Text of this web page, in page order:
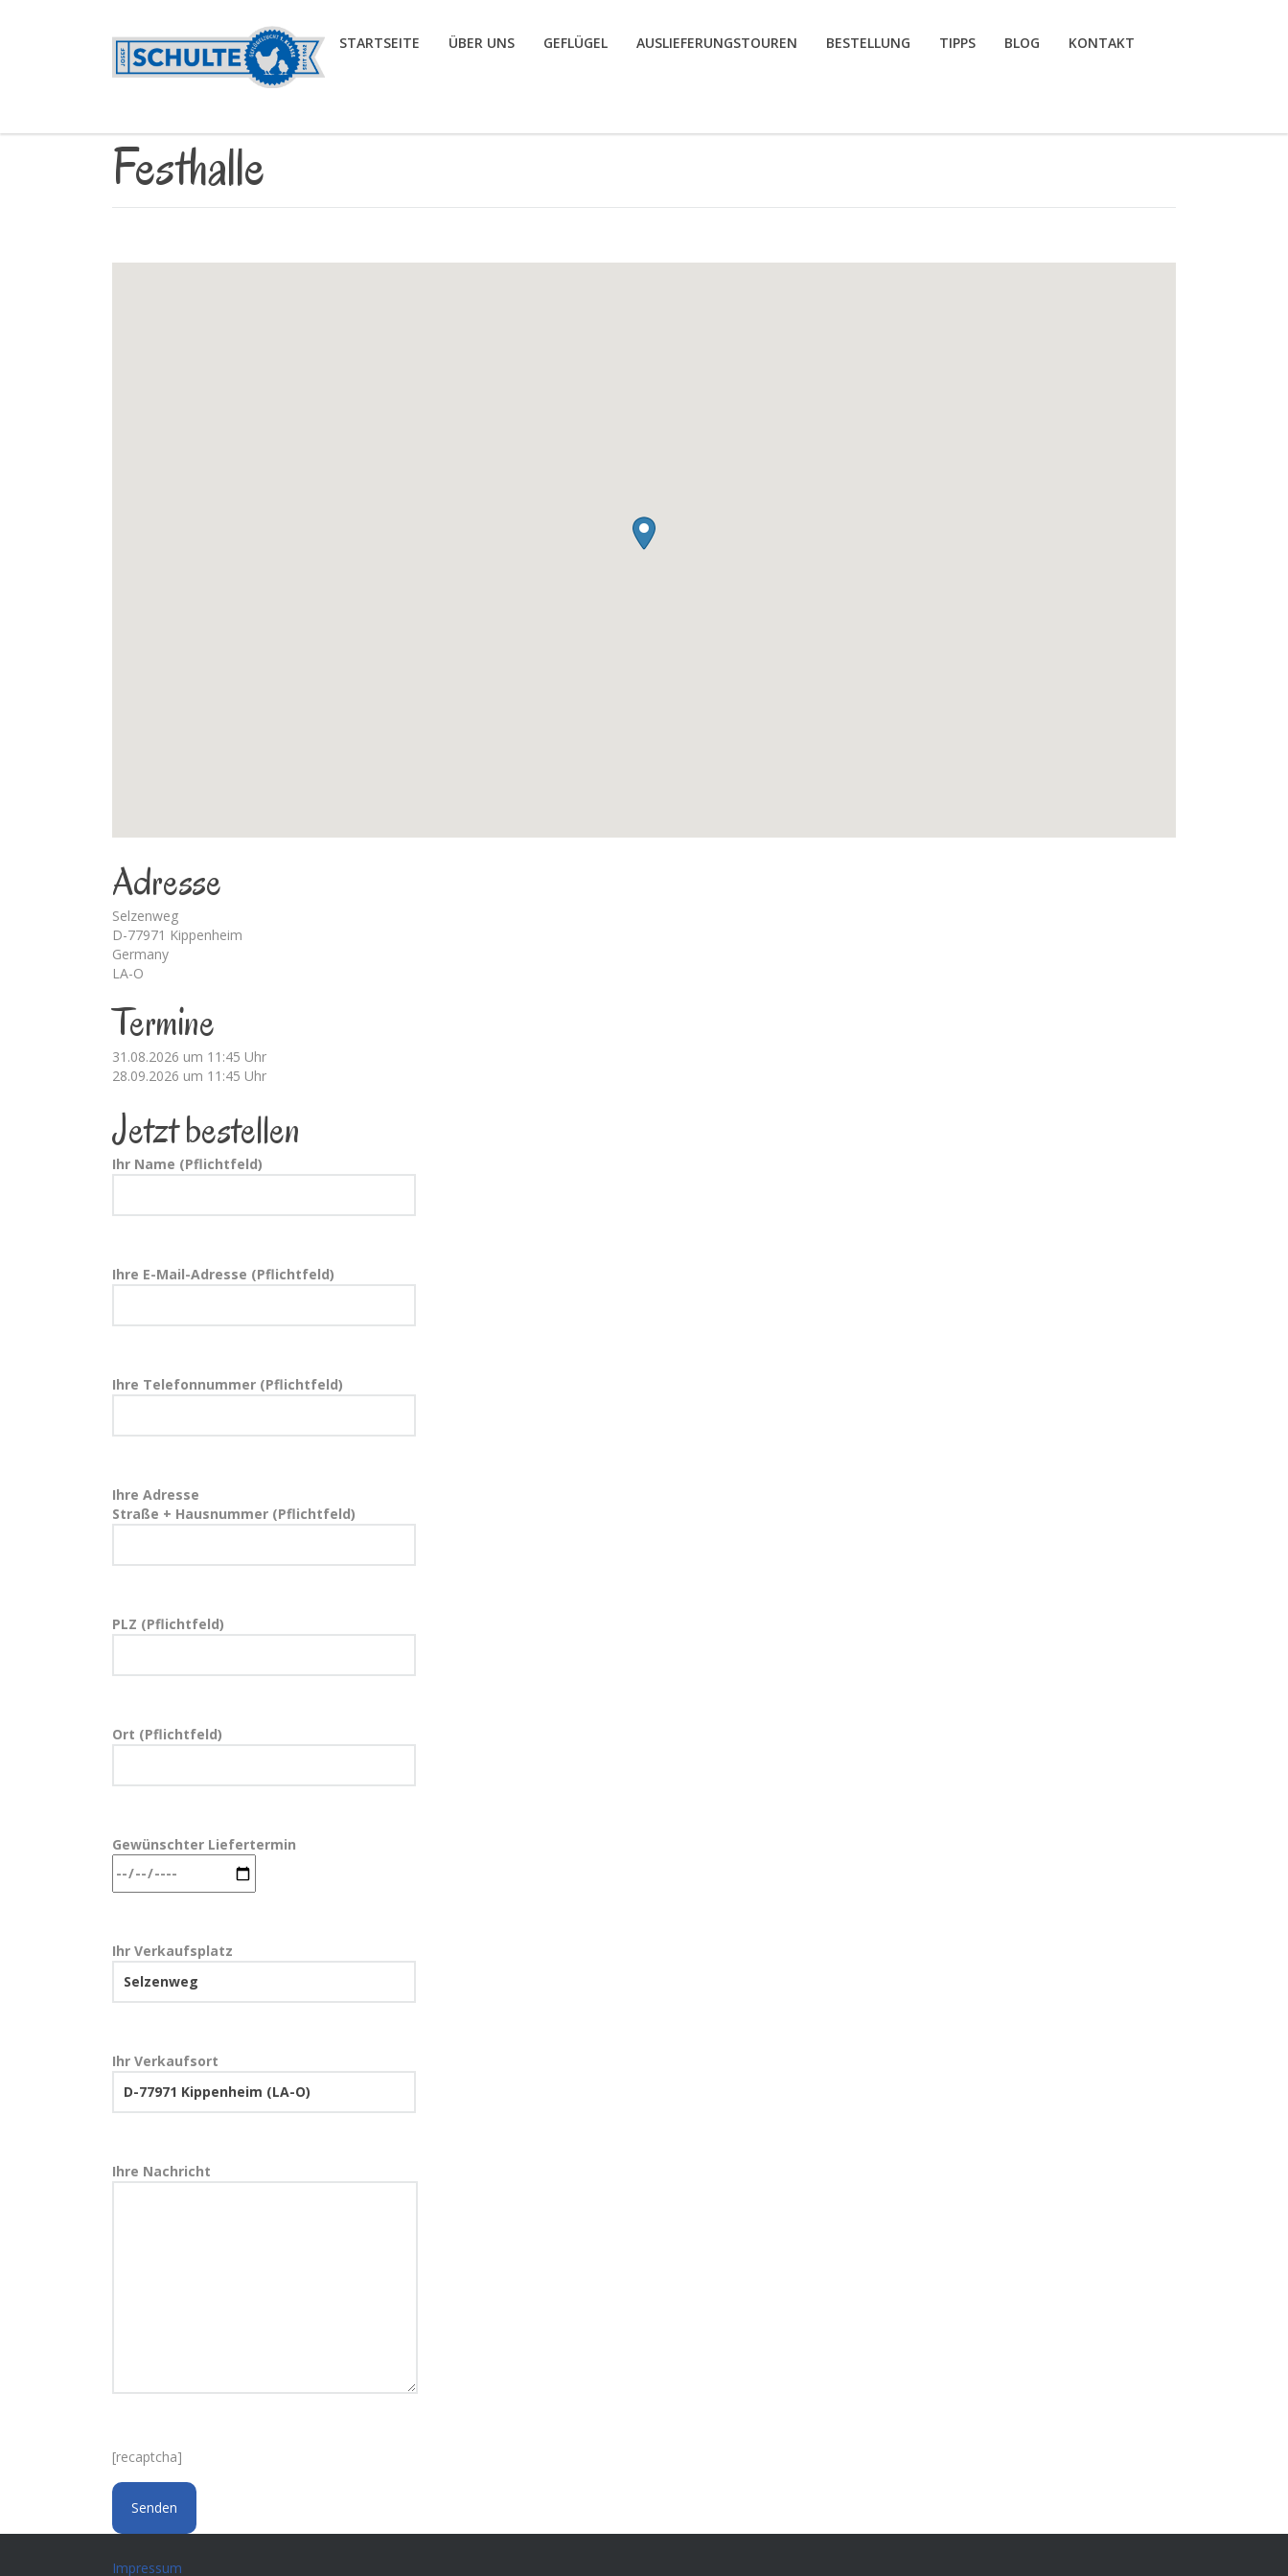
STARTSEITE ÜBER UNS GEFLÜGEL AUSLIEFERUNGSTOUREN BESTELLUNG TIPPS BLOG KONTAKT
Festhalle
Adresse
Selzenweg
D-77971 Kippenheim
Germany
LA-O
Termine
31.08.2026 um 11:45 Uhr
28.09.2026 um 11:45 Uhr
Jetzt bestellen
Ihr Name (Pflichtfeld)
Ihre E-Mail-Adresse (Pflichtfeld)
Ihre Telefonnummer (Pflichtfeld)
Ihre Adresse
Straße + Hausnummer (Pflichtfeld)
PLZ (Pflichtfeld)
Ort (Pflichtfeld)
Gewünschter Liefertermin
Ihr Verkaufsplatz
Ihr Verkaufsort
Ihre Nachricht
[recaptcha]
Impressum